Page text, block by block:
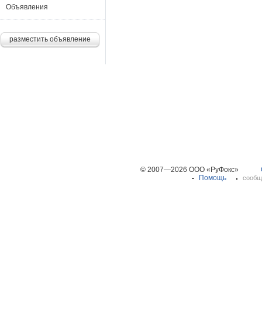
Объявления
разместить объявление
© 2007—2026 ООО «РуФокс»
Помощь